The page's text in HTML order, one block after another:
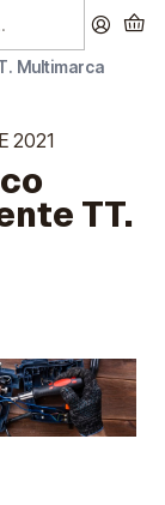
más
Multimarca
2021
TT.